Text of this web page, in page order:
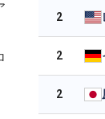
2
2
2